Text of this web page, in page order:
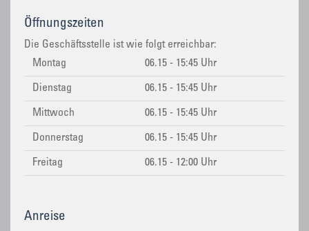
Öffnungszeiten
Die Geschäftsstelle ist wie folgt erreichbar:
Montag
06.15 - 15:45 Uhr
Dienstag 06.15 - 15:45 Uhr
Mittwoch 06.15 - 15:45 Uhr
Donnerstag 06.15 - 15:45 Uhr
Freitag 06.15 - 12:00 Uhr
Anreise